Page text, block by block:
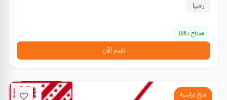
زامبيا
متاح دائمًا
تقدم الآن
منح دراسية